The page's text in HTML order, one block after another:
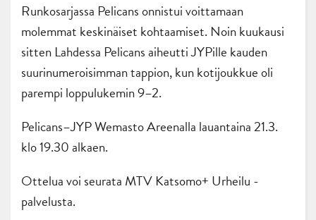
Runkosarjassa Pelicans onnistui voittamaan
molemmat keskinäiset kohtaamiset. Noin kuukausi
sitten Lahdessa Pelicans aiheutti JYPille kauden
suurinumeroisimman tappion, kun kotijoukkue oli
parempi loppulukemin 9–2.
Pelicans–JYP Wemasto Areenalla lauantaina 21.3.
klo 19.30 alkaen.
Ottelua voi seurata MTV Katsomo+ Urheilu -
palvelusta.